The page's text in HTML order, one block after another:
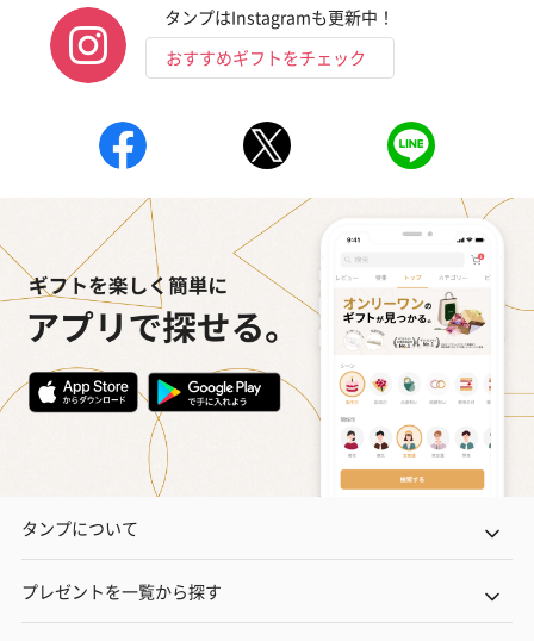
フラッグカプセル：イ
ンセンススティック
（END）（880円）
フラッグカプセル：イ
ンセンススティック
（St.OSMANTHUS）
お酒にぴったりのおつまみ・サプリを同梱してお届けいたしま
いぶりがっことチーズ
のオイル漬（981円）
ごろっとうまみ チーズ
のオイル漬（塩麹&レモ
しょっつるナ
タンプはInstagramも更新中！
おすすめギフトをチェック
タンプについて
プレゼントを一覧から探す